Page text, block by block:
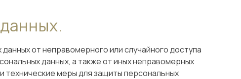
от неправомерного или случайного доступа
данных, а также от иных неправомерных
технические меры для защиты персональных